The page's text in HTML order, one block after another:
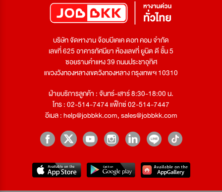
บริษัท จัดหางาน จ๊อบบีเคเค ดอท คอม จำกัด
เลขที่ 625 อาคารทัศนียา ห้องเลขที่ ยูนิต ดี ชั้น 5
ซอยรามคำแหง 39 ถนนประชาอุทิศ
แขวงวังทองหลางเขตวังทองหลาง กรุงเทพฯ 10310
ฝ่ายบริการลูกค้า : จันทร์-เสาร์ 8:30-18:00 น.
โทร : 02-514-7474 แฟ็กซ์ 02-514-7447
อีเมล :help@jobbkk.com,sales@jobbkk.com